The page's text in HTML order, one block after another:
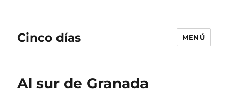
Cinco días MENÚ
Al sur de Granada